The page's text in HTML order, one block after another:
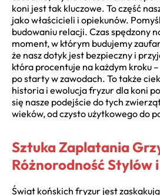
koni jest tak kluczowe. To część
jako właścicieli i opiekunów.
budowaniu relacji. Czas spędzony
moment, w którym budujemy
że nasz dotyk jest bezpieczny i
która procentuje na każdym kroku
po starty w zawodach. To także
historia i ewolucja fryzur dla koni
się nasze podejście do tych
wieków, od czysto użytkowego do
Sztuka Zaplatania
Różnorodność Stylów
Świat końskich fryzur jest